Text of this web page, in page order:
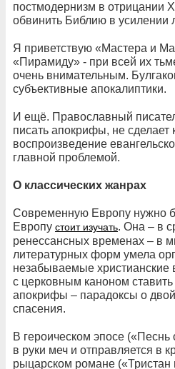
постмодернизм в отрицании
обвинить Библию в усилении
Я приветствую «Мастера и
«Пирамиду» - при всей их
очень внимательным.
субъективные апокалиптики.
И ещё. Православный
писать апокрифы, не сделает
воспроизведение
главной проблемой.
О классических жанрах
Современную Европу нужно
Европу стоит изучать. Она – в
ренессансных временах – в
литературных форм умела
незабываемые христианские
с церковным каноном
апокрифы – парадоксы о
спасения.
В героическом эпосе
в руки меч и отправляется в
рыцарском романе